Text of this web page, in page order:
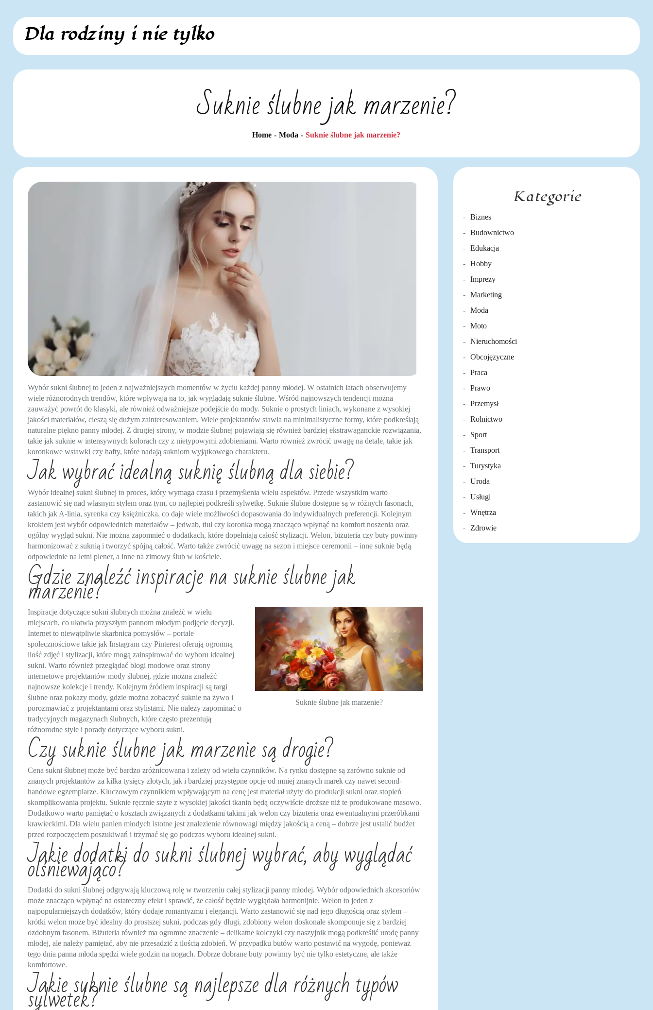
content
Dla rodziny i nie tylko
Suknie ślubne jak marzenie?
Home Moda Suknie ślubne jak marzenie?
Wybór sukni ślubnej to jeden z najważniejszych momentów w życiu każdej panny młodej. W ostatnich latach obserwujemy
wiele różnorodnych trendów, które wpływają na to, jak wyglądają suknie ślubne. Wśród najnowszych tendencji można
zauważyć powrót do klasyki, ale również odważniejsze podejście do mody. Suknie o prostych liniach, wykonane z wysokiej
jakości materiałów, cieszą się dużym zainteresowaniem. Wiele projektantów stawia na minimalistyczne formy, które podkreślają
naturalne piękno panny młodej. Z drugiej strony, w modzie ślubnej pojawiają się również bardziej ekstrawaganckie rozwiązania,
takie jak suknie w intensywnych kolorach czy z nietypowymi zdobieniami. Warto również zwrócić uwagę na detale, takie jak
koronkowe wstawki czy hafty, które nadają sukniom wyjątkowego charakteru.
Jak wybrać idealną suknię ślubną dla siebie?
Wybór idealnej sukni ślubnej to proces, który wymaga czasu i przemyślenia wielu aspektów. Przede wszystkim warto
zastanowić się nad własnym stylem oraz tym, co najlepiej podkreśli sylwetkę. Suknie ślubne dostępne są w różnych fasonach,
takich jak A-linia, syrenka czy księżniczka, co daje wiele możliwości dopasowania do indywidualnych preferencji. Kolejnym
krokiem jest wybór odpowiednich materiałów – jedwab, tiul czy koronka mogą znacząco wpłynąć na komfort noszenia oraz
ogólny wygląd sukni. Nie można zapomnieć o dodatkach, które dopełniają całość stylizacji. Welon, biżuteria czy buty powinny
harmonizować z suknią i tworzyć spójną całość. Warto także zwrócić uwagę na sezon i miejsce ceremonii – inne suknie będą
odpowiednie na letni plener, a inne na zimowy ślub w kościele.
Gdzie znaleźć inspiracje na suknie ślubne jak
marzenie?
Suknie ślubne jak marzenie?
Inspiracje dotyczące sukni ślubnych można znaleźć w wielu
miejscach, co ułatwia przyszłym pannom młodym podjęcie decyzji.
Internet to niewątpliwie skarbnica pomysłów – portale
społecznościowe takie jak Instagram czy Pinterest oferują ogromną
ilość zdjęć i stylizacji, które mogą zainspirować do wyboru idealnej
sukni. Warto również przeglądać blogi modowe oraz strony
internetowe projektantów mody ślubnej, gdzie można znaleźć
najnowsze kolekcje i trendy. Kolejnym źródłem inspiracji są targi
ślubne oraz pokazy mody, gdzie można zobaczyć suknie na żywo i
porozmawiać z projektantami oraz stylistami. Nie należy zapominać o
tradycyjnych magazynach ślubnych, które często prezentują
różnorodne style i porady dotyczące wyboru sukni.
Czy suknie ślubne jak marzenie są drogie?
Cena sukni ślubnej może być bardzo zróżnicowana i zależy od wielu czynników. Na rynku dostępne są zarówno suknie od
znanych projektantów za kilka tysięcy złotych, jak i bardziej przystępne opcje od mniej znanych marek czy nawet second-
handowe egzemplarze. Kluczowym czynnikiem wpływającym na cenę jest materiał użyty do produkcji sukni oraz stopień
skomplikowania projektu. Suknie ręcznie szyte z wysokiej jakości tkanin będą oczywiście droższe niż te produkowane masowo.
Dodatkowo warto pamiętać o kosztach związanych z dodatkami takimi jak welon czy biżuteria oraz ewentualnymi przeróbkami
krawieckimi. Dla wielu panien młodych istotne jest znalezienie równowagi między jakością a ceną – dobrze jest ustalić budżet
przed rozpoczęciem poszukiwań i trzymać się go podczas wyboru idealnej sukni.
Jakie dodatki do sukni ślubnej wybrać, aby wyglądać
olśniewająco?
Dodatki do sukni ślubnej odgrywają kluczową rolę w tworzeniu całej stylizacji panny młodej. Wybór odpowiednich akcesoriów
może znacząco wpłynąć na ostateczny efekt i sprawić, że całość będzie wyglądała harmonijnie. Welon to jeden z
najpopularniejszych dodatków, który dodaje romantyzmu i elegancji. Warto zastanowić się nad jego długością oraz stylem –
krótki welon może być idealny do prostszej sukni, podczas gdy długi, zdobiony welon doskonale skomponuje się z bardziej
ozdobnym fasonem. Biżuteria również ma ogromne znaczenie – delikatne kolczyki czy naszyjnik mogą podkreślić urodę panny
młodej, ale należy pamiętać, aby nie przesadzić z ilością zdobień. W przypadku butów warto postawić na wygodę, ponieważ
tego dnia panna młoda spędzi wiele godzin na nogach. Dobrze dobrane buty powinny być nie tylko estetyczne, ale także
komfortowe.
Jakie suknie ślubne są najlepsze dla różnych typów
sylwetek?
Kategorie
Biznes
Budownictwo
Edukacja
Hobby
Imprezy
Marketing
Moda
Moto
Nieruchomości
Obcojęzyczne
Praca
Prawo
Przemysł
Rolnictwo
Sport
Transport
Turystyka
Uroda
Usługi
Wnętrza
Zdrowie